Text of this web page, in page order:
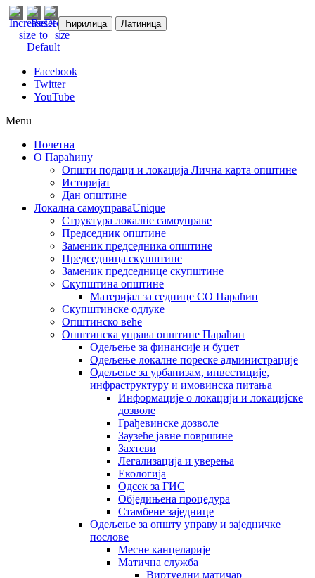
Ћирилица Латиница
Facebook
Twitter
YouTube
Menu
Почетна
О Параћину
Општи подаци и локација Лична карта општине
Историјат
Дан општине
Локална самоуправаUnique
Структура локалне самоуправе
Председник општине
Заменик председника општине
Председница скупштине
Заменик председнице скупштине
Скупштина општине
Материјал за седнице СО Параћин
Скупштинске одлуке
Општинско веће
Општинска управа општине Параћин
Одељење за финансије и буџет
Одељење локалне пореске администрације
Одељење за урбанизам, инвестиције,
инфраструктуру и имовинска питања
Информације о локацији и локацијске
дозволе
Грађевинске дозволе
Заузеће јавне површине
Захтеви
Легализација и уверења
Екологија
Одсек за ГИС
Обједињена процедура
Стамбене заједнице
Oдељење за општу управу и заједничке
послове
Месне канцеларије
Матична служба
Виртуелни матичар